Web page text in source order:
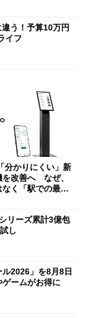
違う！予算10万円
イフ
分かりにくい」新
を改善へ なぜ、
なく「駅での最短
リーズ累計3億包
し
2026」を8月8日
ームがお得に